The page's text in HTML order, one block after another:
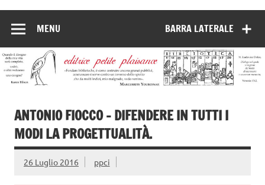
BARRA LATERALE
MENU
ANTONIO FIOCCO – DIFENDERE IN TUTTI I
MODI LA PROGETTUALITÀ.
26 Luglio 2016 ppci